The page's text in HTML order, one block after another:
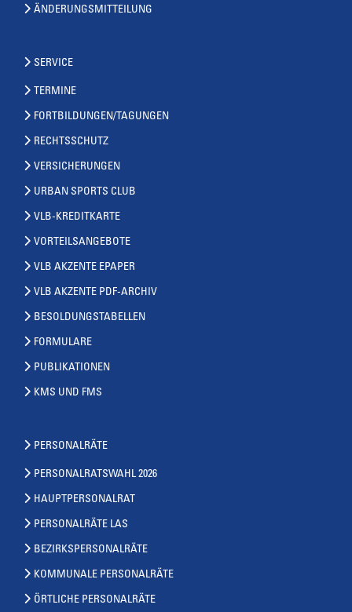
ÄNDERUNGSMITTEILUNG
SERVICE
TERMINE
FORTBILDUNGEN/TAGUNGEN
RECHTSSCHUTZ
VERSICHERUNGEN
URBAN SPORTS CLUB
VLB-KREDITKARTE
VORTEILSANGEBOTE
VLB AKZENTE EPAPER
VLB AKZENTE PDF-ARCHIV
BESOLDUNGSTABELLEN
FORMULARE
PUBLIKATIONEN
KMS UND FMS
PERSONALRÄTE
PERSONALRATSWAHL 2026
HAUPTPERSONALRAT
PERSONALRÄTE LAS
BEZIRKSPERSONALRÄTE
KOMMUNALE PERSONALRÄTE
ÖRTLICHE PERSONALRÄTE